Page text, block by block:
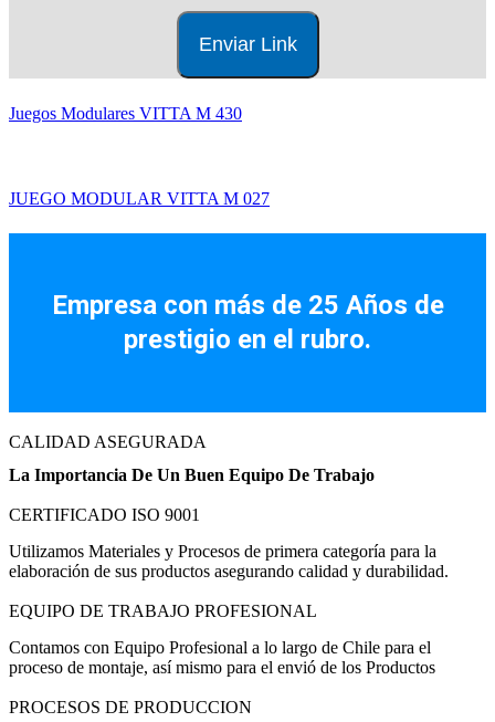
Juegos Modulares VITTA M 430
JUEGO MODULAR VITTA M 027
Empresa con más de 25 Años de
prestigio en el rubro.
CALIDAD ASEGURADA
La Importancia De Un Buen Equipo De Trabajo
CERTIFICADO ISO 9001
Utilizamos Materiales y Procesos de primera categoría para la
elaboración de sus productos asegurando calidad y durabilidad.
EQUIPO DE TRABAJO PROFESIONAL
Contamos con Equipo Profesional a lo largo de Chile para el
proceso de montaje, así mismo para el envió de los Productos
PROCESOS DE PRODUCCION